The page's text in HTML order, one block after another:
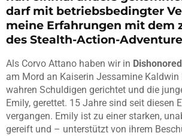
darf mit betriebsbedingter
meine Erfahrungen mit dem
des Stealth-Action-
Als Corvo Attano haben wir in Dishonored
am Mord an Kaiserin Jessamine Kaldwin
wahren Schuldigen gerichtet und die
Emily, gerettet. 15 Jahre sind seit diesen
vergangen. Emily ist zu einer starken,
gereift und – unterstützt von ihrem